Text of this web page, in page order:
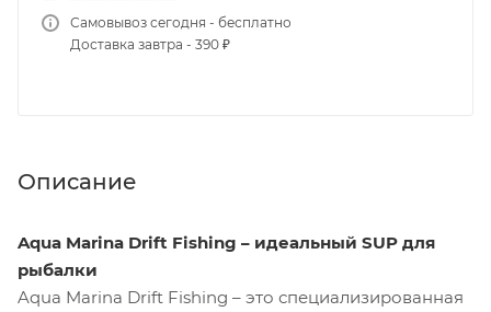
Самовывоз сегодня - бесплатно
Доставка завтра - 390 ₽
Описание
Aqua Marina Drift Fishing – идеальный SUP для
рыбалки
Aqua Marina Drift Fishing – это специализированная